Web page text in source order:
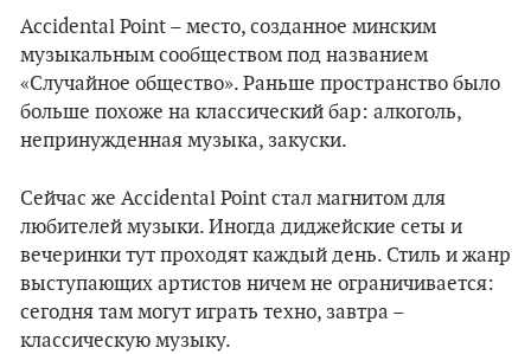
Accidental Point – место, созданное минским
музыкальным сообществом под названием
«Случайное общество». Раньше пространство было
больше похоже на классический бар: алкоголь,
непринужденная музыка, закуски.
Сейчас же Accidental Point стал магнитом для
любителей музыки. Иногда диджейские сеты и
вечеринки тут проходят каждый день. Стиль и жанр
выступающих артистов ничем не ограничивается:
сегодня там могут играть техно, завтра –
классическую музыку.